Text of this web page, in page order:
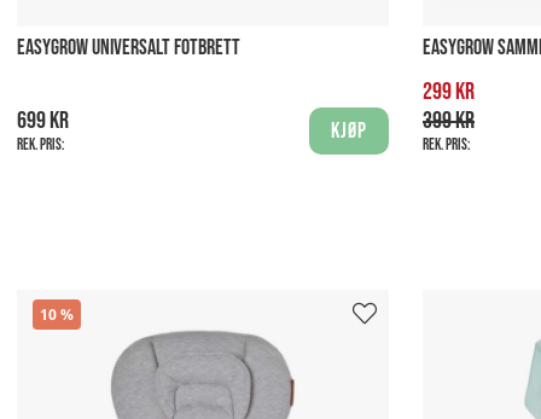
EASYGROW UNIVERSALT FOTBRETT
699 kr
Rek. pris:
Kjøp
EASYGROW
299 kr
399 kr
Rek. pris:
10